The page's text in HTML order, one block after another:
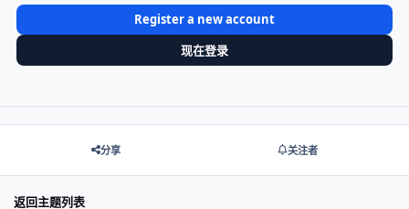
Register a new account
现在登录
分享 关注者
返回主题列表